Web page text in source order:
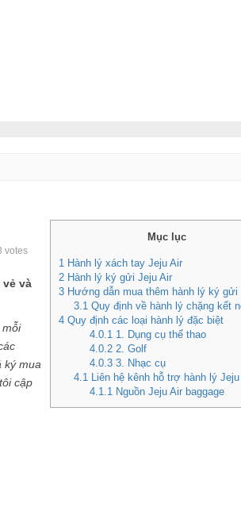
Mục lục
1Hành lý xách tay Jeju Air
2Hành lý ký gửi Jeju Air
3Hướng dẫn mua thêm hành lý ký gửi
3.1 Quy định về hành lý chặng kết
4Quy định các loại hành lý đặc biệt
4.0.1 1. Dụng cụ thể thao
4.0.2 2. Golf
4.0.3 3. Nhạc cụ
4.1 Liên hệ kênh hỗ trợ hành lý Jeju
4.1.1 Nguồn Jeju Air baggage
votes
và
mỗi
ký mua
cập